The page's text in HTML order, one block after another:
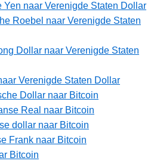
Yen naar Verenigde Staten Dollar
Roebel naar Verenigde Staten
Dollar naar Verenigde Staten
Verenigde Staten Dollar
Dollar naar Bitcoin
Real naar Bitcoin
dollar naar Bitcoin
Frank naar Bitcoin
Bitcoin